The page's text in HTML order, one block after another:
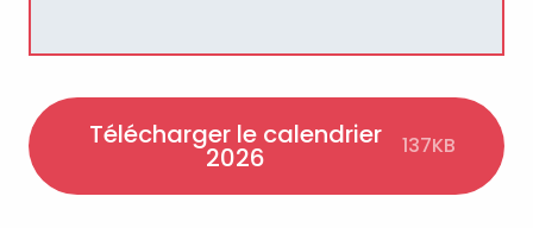
Télécharger le calendrier
2026 137KB